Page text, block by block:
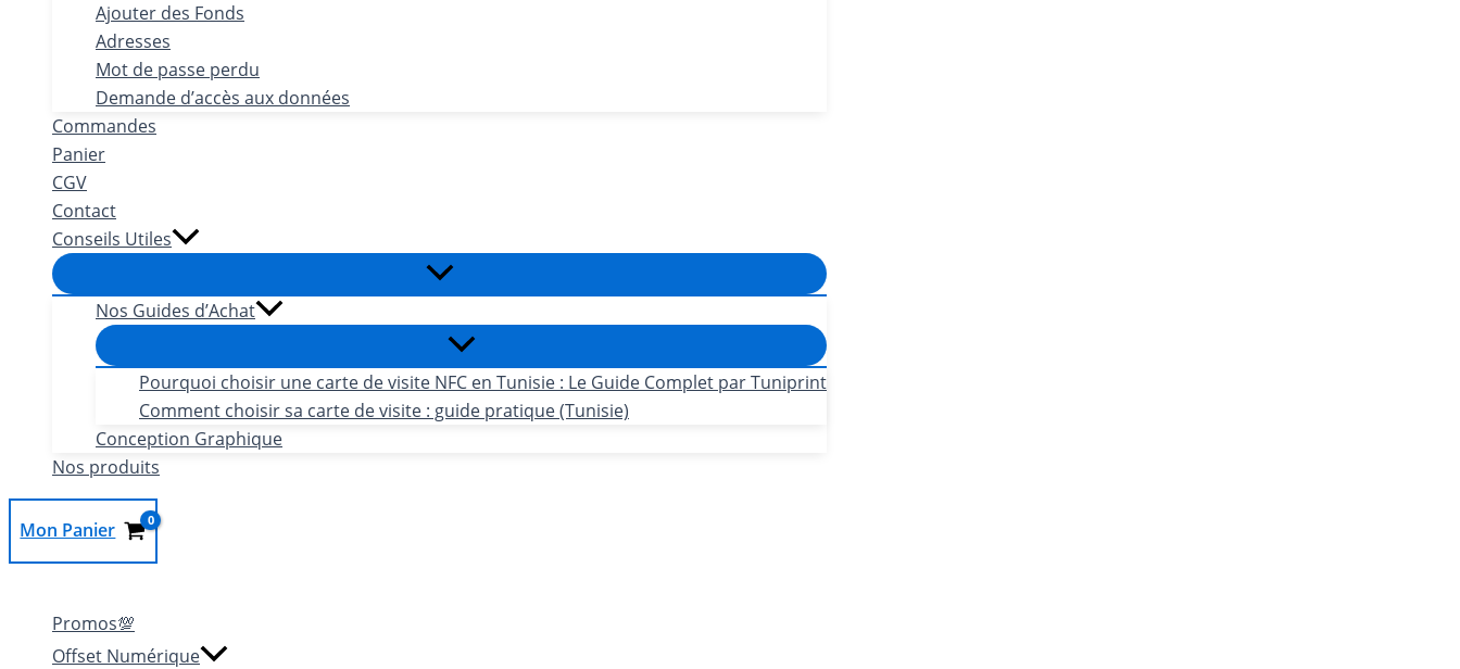
Ajouter des Fonds
Adresses
Mot de passe perdu
Demande d’accès aux données
Commandes
Panier
CGV
Contact
Conseils Utiles
Nos Guides d’Achat
Pourquoi choisir une carte de visite NFC en Tunisie : Le Guide Complet par Tuniprint
Comment choisir sa carte de visite : guide pratique (Tunisie)
Conception Graphique
Nos produits
Mon Panier
Promos💯
Offset Numérique